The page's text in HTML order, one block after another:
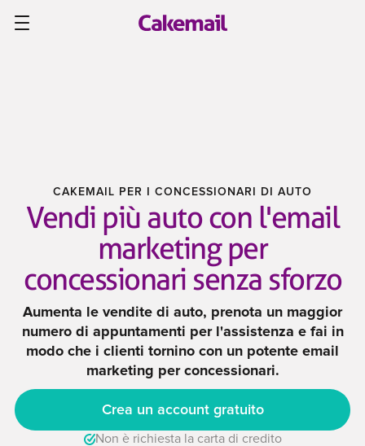
CAKEMAIL PER I CONCESSIONARI DI AUTO
Vendi più auto con l'email
marketing per
concessionari senza sforzo
Aumenta le vendite di auto, prenota un maggior
numero di appuntamenti per l'assistenza e fai in
modo che i clienti tornino con un potente email
marketing per concessionari.
Crea un account gratuito
Non è richiesta la carta di credito